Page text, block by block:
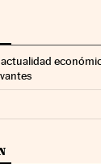
actualidad
en Facebook
Días en